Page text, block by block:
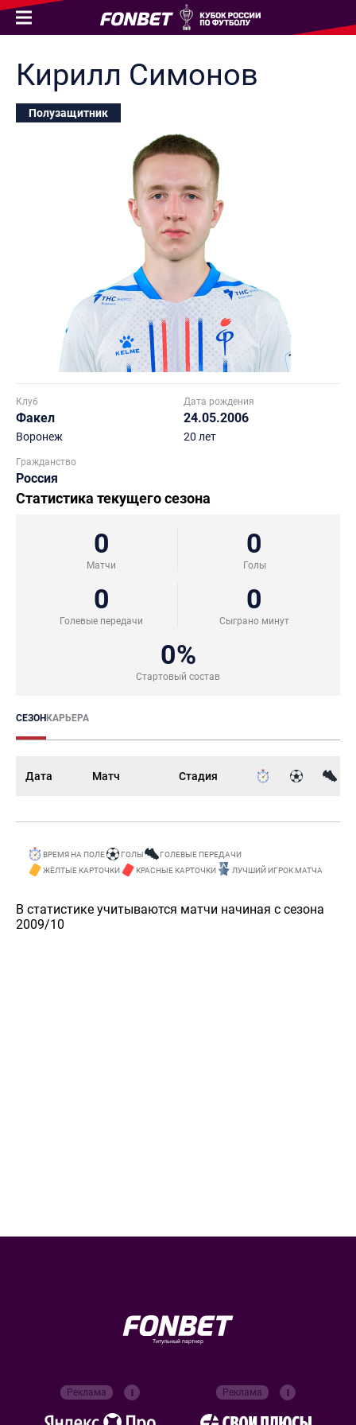
Кирилл Симонов
Полузащитник
Клуб
Факел
Воронеж
Дата рождения
24.05.2006
20 лет
Гражданство
Россия
Статистика текущего сезона
0
Матчи
0
Голы
0
Голевые передачи
0
Сыграно минут
0%
Стартовый состав
СЕЗОНКАРЬЕРА
Дата Матч Стадия
ВРЕМЯ НА ПОЛЕ ГОЛЫ
ГОЛЕВЫЕ ПЕРЕДАЧИ
ЖЁЛТЫЕ КАРТОЧКИ
КРАСНЫЕ КАРТОЧКИ ЛУЧШИЙ ИГРОК МАТЧА
В статистике учитываются матчи начиная с сезона
2009/10
Титульный партнер
Реклама Реклама